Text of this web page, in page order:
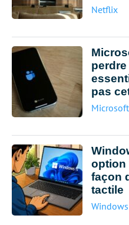
Netflix
pas
Microsoft
option
façon
tactile